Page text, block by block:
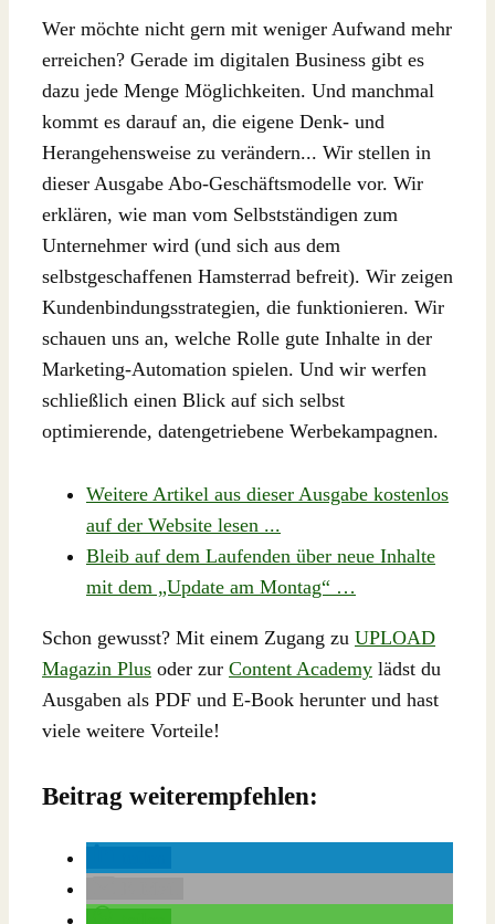
Wer möchte nicht gern mit weniger Aufwand mehr
erreichen? Gerade im digitalen Business gibt es
dazu jede Menge Möglichkeiten. Und manchmal
kommt es darauf an, die eigene Denk- und
Herangehensweise zu verändern... Wir stellen in
dieser Ausgabe Abo-Geschäftsmodelle vor. Wir
erklären, wie man vom Selbstständigen zum
Unternehmer wird (und sich aus dem
selbstgeschaffenen Hamsterrad befreit). Wir zeigen
Kundenbindungsstrategien, die funktionieren. Wir
schauen uns an, welche Rolle gute Inhalte in der
Marketing-Automation spielen. Und wir werfen
schließlich einen Blick auf sich selbst
optimierende, datengetriebene Werbekampagnen.
Weitere Artikel aus dieser Ausgabe kostenlos
auf der Website lesen ...
Bleib auf dem Laufenden über neue Inhalte
mit dem „Update am Montag“ …
Schon gewusst? Mit einem Zugang zu UPLOAD
Magazin Plus oder zur Content Academy lädst du
Ausgaben als PDF und E-Book herunter und hast
viele weitere Vorteile!
Beitrag weiterempfehlen: